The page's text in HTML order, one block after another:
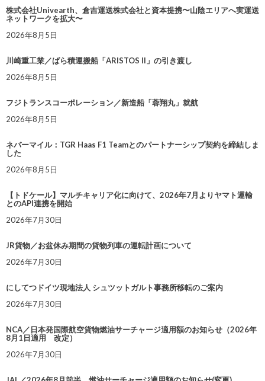
株式会社Univearth、倉吉運送株式会社と資本提携〜山陰エリアへ実運送
ネットワークを拡大〜
2026年8月5日
川崎重工業／ばら積運搬船「ARISTOS II」の引き渡し
2026年8月5日
フジトランスコーポレーション／新造船「蓉翔丸」就航
2026年8月5日
ネバーマイル：TGR Haas F1 Teamとのパートナーシップ契約を締結しま
した
2026年8月5日
【トドケール】マルチキャリア化に向けて、2026年7月よりヤマト運輸
とのAPI連携を開始
2026年7月30日
JR貨物／お盆休み期間の貨物列車の運転計画について
2026年7月30日
にしてつドイツ現地法人 シュツットガルト事務所移転のご案内
2026年7月30日
NCA／日本発国際航空貨物燃油サーチャージ適用額のお知らせ（2026年
8月1日適用 改定）
2026年7月30日